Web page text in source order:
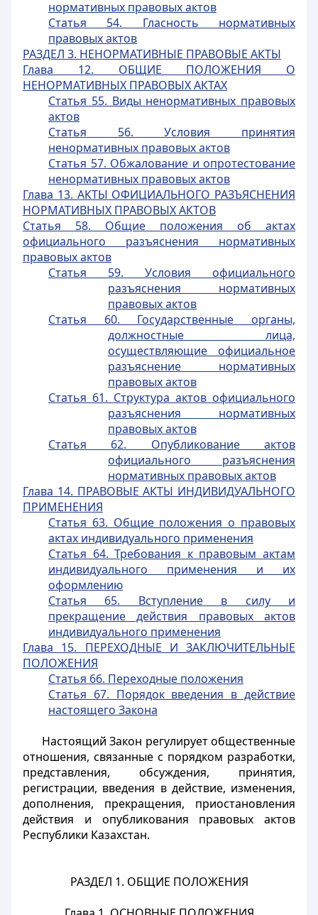
нормативных правовых актов
Статья 54. Гласность нормативных
правовых актов
РАЗДЕЛ 3. НЕНОРМАТИВНЫЕ ПРАВОВЫЕ АКТЫ
Глава 12. ОБЩИЕ ПОЛОЖЕНИЯ О
НЕНОРМАТИВНЫХ ПРАВОВЫХ АКТАХ
Статья 55. Виды ненормативных правовых
актов
Статья 56. Условия принятия
ненормативных правовых актов
Статья 57. Обжалование и опротестование
ненормативных правовых актов
Глава 13. АКТЫ ОФИЦИАЛЬНОГО РАЗЪЯСНЕНИЯ
НОРМАТИВНЫХ ПРАВОВЫХ АКТОВ
Статья 58. Общие положения об актах
официального разъяснения нормативных
правовых актов
Статья 59. Условия официального
разъяснения нормативных
правовых актов
Статья 60. Государственные органы,
должностные лица,
осуществляющие официальное
разъяснение нормативных
правовых актов
Статья 61. Структура актов официального
разъяснения нормативных
правовых актов
Статья 62. Опубликование актов
официального разъяснения
нормативных правовых актов
Глава 14. ПРАВОВЫЕ АКТЫ ИНДИВИДУАЛЬНОГО
ПРИМЕНЕНИЯ
Статья 63. Общие положения о правовых
актах индивидуального применения
Статья 64. Требования к правовым актам
индивидуального применения и их
оформлению
Статья 65. Вступление в силу и
прекращение действия правовых актов
индивидуального применения
Глава 15. ПЕРЕХОДНЫЕ И ЗАКЛЮЧИТЕЛЬНЫЕ
ПОЛОЖЕНИЯ
Статья 66. Переходные положения
Статья 67. Порядок введения в действие
настоящего Закона
Настоящий Закон регулирует общественные
отношения, связанные с порядком разработки,
представления, обсуждения, принятия,
регистрации, введения в действие, изменения,
дополнения, прекращения, приостановления
действия и опубликования правовых актов
Республики Казахстан.
РАЗДЕЛ 1. ОБЩИЕ ПОЛОЖЕНИЯ